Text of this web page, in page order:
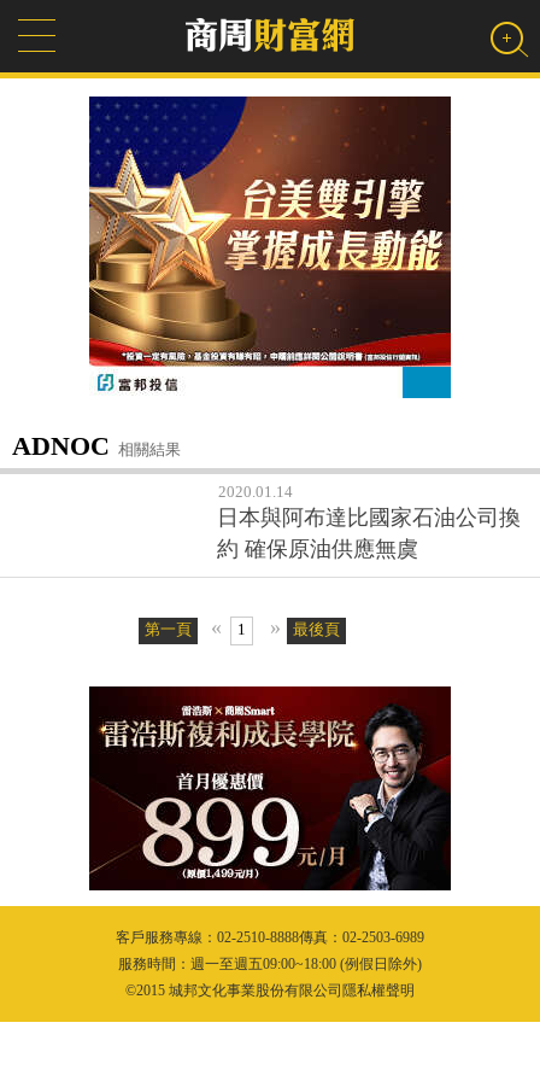
ADNOC 相關結果
2020.01.14
日本與阿布達比國家石油公司換
約 確保原油供應無虞
第一頁 « 1 » 最後頁
客戶服務專線：02-2510-8888傳真：02-2503-6989
服務時間：週一至週五09:00~18:00 (例假日除外)
©2015 城邦文化事業股份有限公司隱私權聲明